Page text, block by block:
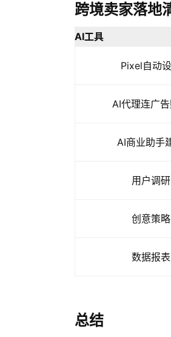
跨境卖家落地
AI工具
Pixel自动
AI代理连广
AI商业助手
用户调研
创意策略
数据报表
总结